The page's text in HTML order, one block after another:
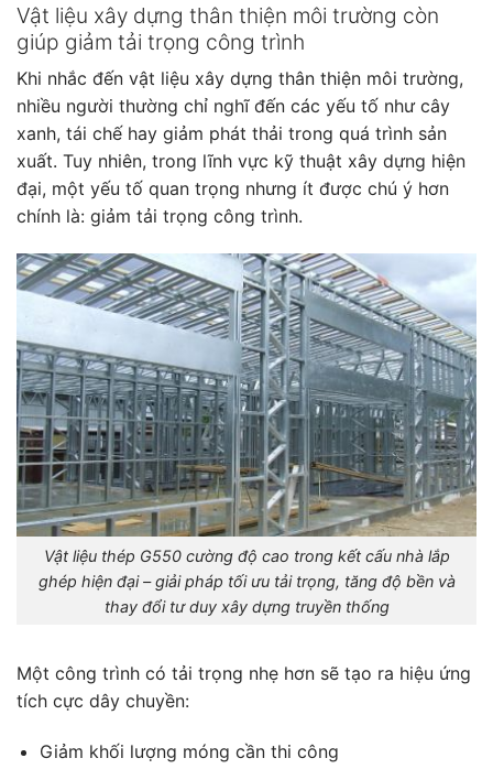
Vật liệu xây dựng thân thiện môi trường còn
giúp giảm tải trọng công trình
Khi nhắc đến vật liệu xây dựng thân thiện môi trường,
nhiều người thường chỉ nghĩ đến các yếu tố như cây
xanh, tái chế hay giảm phát thải trong quá trình sản
xuất. Tuy nhiên, trong lĩnh vực kỹ thuật xây dựng hiện
đại, một yếu tố quan trọng nhưng ít được chú ý hơn
chính là: giảm tải trọng công trình.
Vật liệu thép G550 cường độ cao trong kết cấu nhà lắp
ghép hiện đại – giải pháp tối ưu tải trọng, tăng độ bền và
thay đổi tư duy xây dựng truyền thống
Một công trình có tải trọng nhẹ hơn sẽ tạo ra hiệu ứng
tích cực dây chuyền:
Giảm khối lượng móng cần thi công